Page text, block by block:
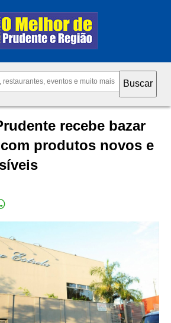
recebe bazar
produtos novos e